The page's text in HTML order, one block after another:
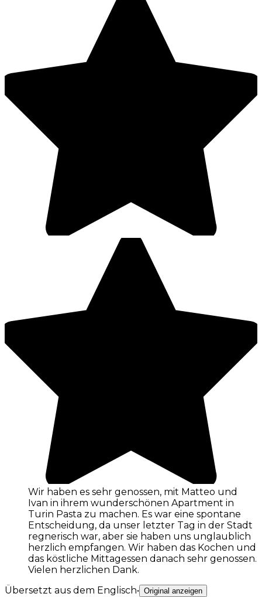
Wir haben es sehr genossen, mit Matteo und
Ivan in ihrem wunderschönen Apartment in
Turin Pasta zu machen. Es war eine spontane
Entscheidung, da unser letzter Tag in der Stadt
regnerisch war, aber sie haben uns unglaublich
herzlich empfangen. Wir haben das Kochen und
das köstliche Mittagessen danach sehr genossen.
Vielen herzlichen Dank.
Übersetzt aus dem Englisch• Original anzeigen